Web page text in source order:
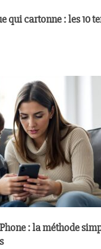
qui cartonne : les 10
: la méthode